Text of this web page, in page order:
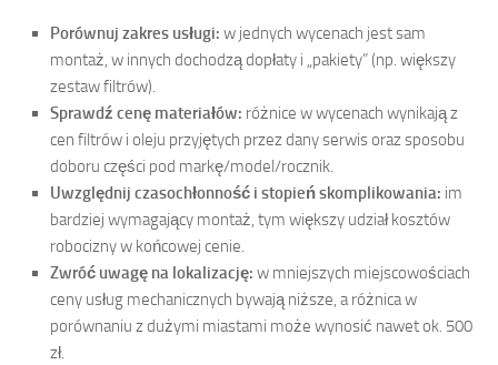
Porównuj zakres usługi: w jednych wycenach jest sam
montaż, w innych dochodzą dopłaty i „pakiety” (np. większy
zestaw filtrów).
Sprawdź cenę materiałów: różnice w wycenach wynikają z
cen filtrów i oleju przyjętych przez dany serwis oraz sposobu
doboru części pod markę/model/rocznik.
Uwzględnij czasochłonność i stopień skomplikowania: im
bardziej wymagający montaż, tym większy udział kosztów
robocizny w końcowej cenie.
Zwróć uwagę na lokalizację: w mniejszych miejscowościach
ceny usług mechanicznych bywają niższe, a różnica w
porównaniu z dużymi miastami może wynosić nawet ok. 500
zł.